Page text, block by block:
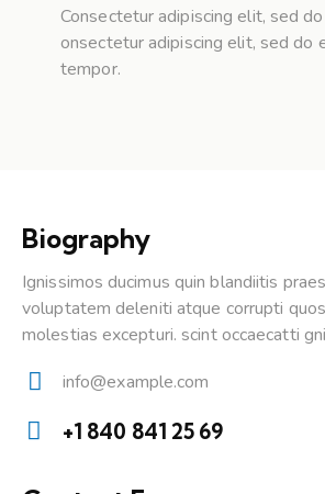
Consectetur adipiscing elit, sed
onsectetur adipiscing elit, sed do
tempor.
Biography
Ignissimos ducimus quin blandiitis
voluptatem deleniti atque corrupti
molestias excepturi. scint occaecatti
E-
m
info@example.com
+1 840 841 25 69